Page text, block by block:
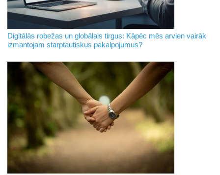
Digitālās robežas un globālais tirgus: Kāpēc mēs arvien vairāk
izmantojam starptautiskus pakalpojumus?